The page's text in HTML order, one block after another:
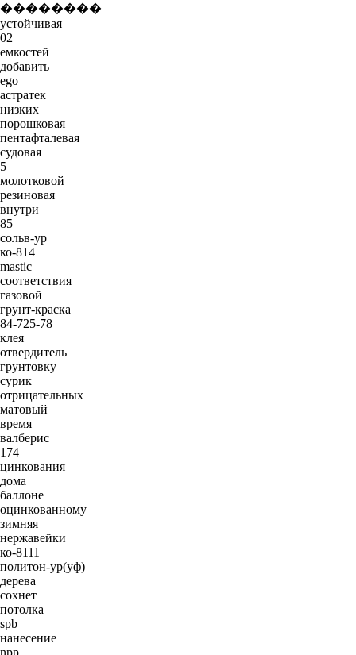
��������
устойчивая
02
емкостей
добавить
ego
астратек
низких
порошковая
пентафталевая
судовая
5
молотковой
резиновая
внутри
85
сольв-ур
ко-814
mastic
соответствия
газовой
грунт-краска
84-725-78
клея
отвердитель
грунтовку
сурик
отрицательных
матовый
время
валберис
174
цинкования
дома
баллоне
оцинкованному
зимняя
нержавейки
ко-8111
политон-ур(уф)
дерева
сохнет
потолка
spb
нанесение
npp